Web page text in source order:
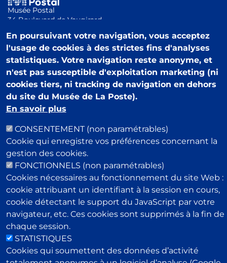
Musée Postal
34 Boulevard de Vaugirard
Pour rester informé de notre actualité : newsletter,
événements, offres boutique…
Email
Espace presse
Partenariats
CGV Boutique en ligne
Mentions légales
Découvrir le groupe La Poste
[Accessibilité du site web : non conforme]
En poursuivant votre navigation, vous acceptez
l'usage de cookies à des strictes fins d'analyses
statistiques. Votre navigation reste anonyme, et
n'est pas susceptible d'exploitation marketing (ni
cookies tiers, ni tracking de navigation en dehors
du site du Musée de La Poste).
En savoir plus
CONSENTEMENT (non paramétrables)
Cookie qui enregistre vos préférences concernant la
gestion des cookies.
FONCTIONNELS (non paramétrables)
Cookies nécessaires au fonctionnement du site Web :
cookie attribuant un identifiant à la session en cours,
cookie détectant le support du JavaScript par votre
navigateur, etc. Ces cookies sont supprimés à la fin de
chaque session.
STATISTIQUES
Cookies qui soumettent des données d’activité